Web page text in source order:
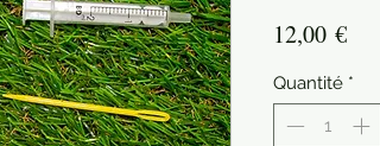
12,00 €Prix
Quantité *